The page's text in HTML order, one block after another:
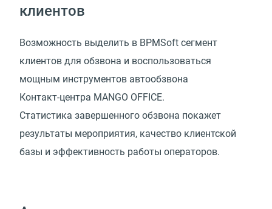
клиентов
Возможность выделить в BPMSoft сегмент
клиентов для обзвона и воспользоваться
мощным инструментов автообзвона
Контакт-центра MANGO OFFICE.
Статистика завершенного обзвона покажет
результаты мероприятия, качество клиентской
базы и эффективность работы операторов.